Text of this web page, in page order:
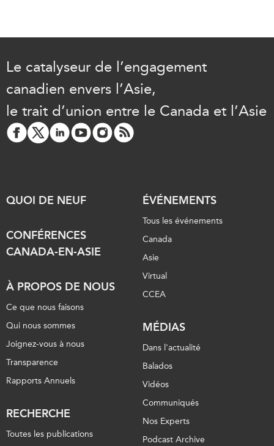
Le catalyseur de l’engagement
canadien envers l’Asie,
le trait d’union entre le Canada et l’Asie
QUOI DE NEUF
CONFÉRENCES
CANADA-EN-ASIE
À PROPOS DE NOUS
Ce que nous faisons
Qui nous sommes
Joignez-vous à nous
Transparence
Rapports Annuels
RECHERCHE
Toutes les publications
ÉVÉNEMENTS
Tous les événements
Canada
Asie
Virtual
CCEA
MÉDIAS
Dans l'actualité
Balados
Vidéos
Communiqués
Nos Experts
Podcast Archive